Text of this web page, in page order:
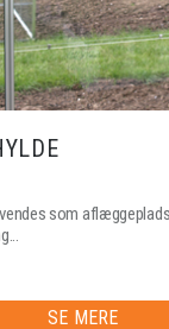
som
SE MERE